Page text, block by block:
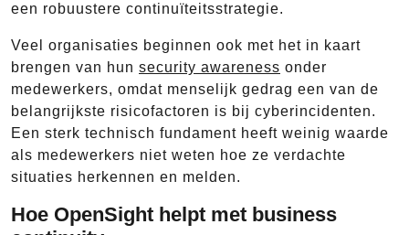
een robuustere continuïteitsstrategie.
Veel organisaties beginnen ook met het in kaart
brengen van hun security awareness onder
medewerkers, omdat menselijk gedrag een van de
belangrijkste risicofactoren is bij cyberincidenten.
Een sterk technisch fundament heeft weinig waarde
als medewerkers niet weten hoe ze verdachte
situaties herkennen en melden.
Hoe OpenSight helpt met business